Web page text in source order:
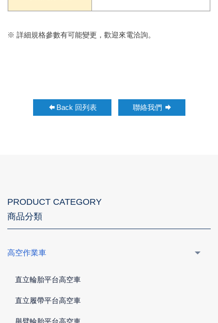
※ 詳細規格參數有可能變更，歡迎來電洽詢。
Back 回列表 聯絡我們
PRODUCT CATEGORY
商品分類
高空作業車
直立輪胎平台高空車
直立履帶平台高空車
舉臂輪胎平台高空車